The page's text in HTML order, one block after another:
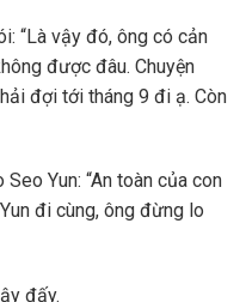
“Là vậy đó, ông có cản
được đâu. Chuyện
đợi tới tháng 9 đi ạ. Còn
Yun: “An toàn của con
đi cùng, ông đừng lo
đấy.